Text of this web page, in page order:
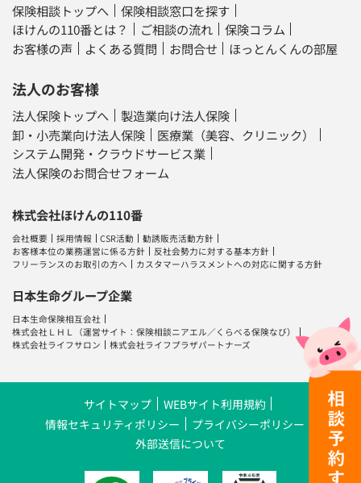
保険相談トップへ
保険相談窓口を探す
ほけんの110番とは？
ご相談の流れ
保険コラム
お客様の声
よくある質問 お問合せ ほっとんくんの部屋
法人のお客様
法人保険トップへ
製造業向け法人保険
卸・小売業向け法人保険
医療業（美容、クリニック）
システム開発・クラウドサービス業
法人保険のお問合せフォーム
株式会社ほけんの110番
会社概要 採用情報 CSR活動
勧誘販売活動方針
お客様本位の業務運営に係る方針
反社会勢力に対する基本方針
フリーランスのお取引の方へ
カスタマーハラスメントへの対応に関する方針
日本生命グループ企業
日本生命保険相互会社
株式会社ＬＨＬ
（運営サイト：保険相談ニアエル ／ くらべる保険なび）
株式会社ライフサロン
株式会社ライフプラザパートナーズ
サイトマップ
WEBサイト利用規約
情報セキュリティポリシー
プライバシーポリシー
外部送信について